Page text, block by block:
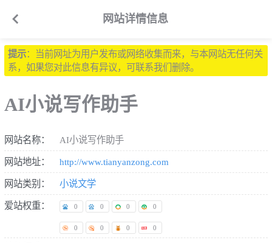
 网站详情信息
提示：当前网址为用户发布或网络收集而来，与本网站无任何关
系，如果您对此信息有异议，可联系我们删除。
AI小说写作助手
网站名称： AI小说写作助手
网站地址： http://www.tianyanzong.com
网站类别： 小说文学
爱站权重： 0 0 0 0
0 0 0 0